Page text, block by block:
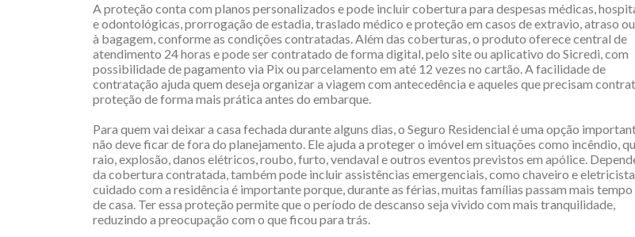
A proteção conta com planos personalizados e pode incluir cobertura para despesas médicas,
e odontológicas, prorrogação de estadia, traslado médico e proteção em casos de extravio, atraso
à bagagem, conforme as condições contratadas. Além das coberturas, o produto oferece central de
atendimento 24 horas e pode ser contratado de forma digital, pelo site ou aplicativo do Sicredi, com
possibilidade de pagamento via Pix ou parcelamento em até 12 vezes no cartão. A facilidade de
contratação ajuda quem deseja organizar a viagem com antecedência e aqueles que precisam
proteção de forma mais prática antes do embarque.
Para quem vai deixar a casa fechada durante alguns dias, o Seguro Residencial é uma opção
não deve ficar de fora do planejamento. Ele ajuda a proteger o imóvel em situações como incêndio,
raio, explosão, danos elétricos, roubo, furto, vendaval e outros eventos previstos em apólice.
da cobertura contratada, também pode incluir assistências emergenciais, como chaveiro e
cuidado com a residência é importante porque, durante as férias, muitas famílias passam mais
de casa. Ter essa proteção permite que o período de descanso seja vivido com mais tranquilidade,
reduzindo a preocupação com o que ficou para trás.